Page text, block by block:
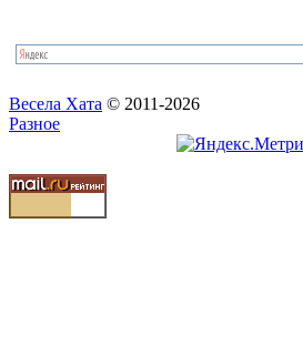
Весела Хата © 2011-2026
Разное